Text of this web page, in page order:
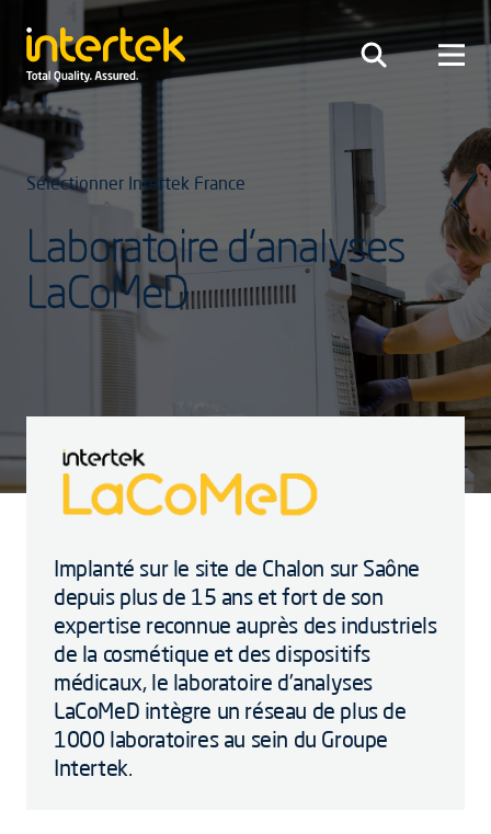
Sélectionner Intertek France
Laboratoire d’analyses
LaCoMeD
Implanté sur le site de Chalon sur Saône
depuis plus de 15 ans et fort de son
expertise reconnue auprès des industriels
de la cosmétique et des dispositifs
médicaux, le laboratoire d’analyses
LaCoMeD intègre un réseau de plus de
1000 laboratoires au sein du Groupe
Intertek.